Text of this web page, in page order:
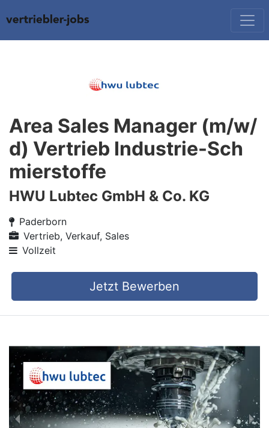
Area Sales Manager (m/w/
d) Vertrieb Industrie-Sch
mierstoffe
HWU Lubtec GmbH & Co. KG
Paderborn
Vertrieb, Verkauf, Sales
Vollzeit
Jetzt Bewerben